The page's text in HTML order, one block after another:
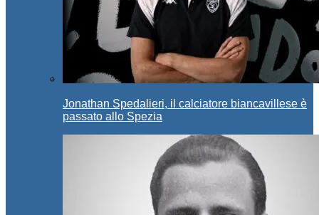
Jonathan Spedalieri, il calciatore biancavillese è
passato allo Spezia